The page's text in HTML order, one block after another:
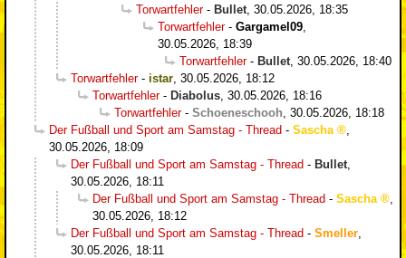
Torwartfehler- Bullet 30.05.2026, 18:35
Torwartfehler- Gargamel09
30.05.2026, 18:39
Torwartfehler- Bullet 30.05.2026, 18:40
Torwartfehler- istar 30.05.2026, 18:12
Torwartfehler- Diabolus 30.05.2026, 18:16
Torwartfehler- Schoeneschooh 30.05.2026, 18:18
Der Fußball und Sport am Samstag - Thread - Sascha
30.05.2026, 18:09
Der Fußball und Sport am Samstag - Thread - Bullet
30.05.2026, 18:11
Der Fußball und Sport am Samstag - Thread - Sascha
30.05.2026, 18:12
Der Fußball und Sport am Samstag - Thread - Smeller
30.05.2026, 18:11